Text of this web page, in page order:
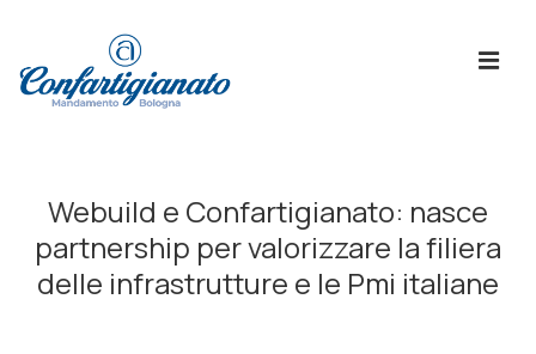
Principale
Webuild e Confartigianato: nasce
partnership per valorizzare la filiera
delle infrastrutture e le Pmi italiane